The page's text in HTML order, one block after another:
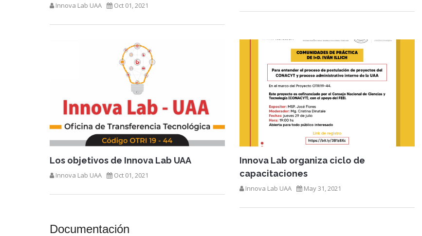
Innova Lab UAA Oct 01, 2021
Los objetivos de Innova Lab UAA
Innova Lab UAA Oct 01, 2021
Innova Lab organiza ciclo de
capacitaciones
Innova Lab UAA May 31, 2021
Documentación